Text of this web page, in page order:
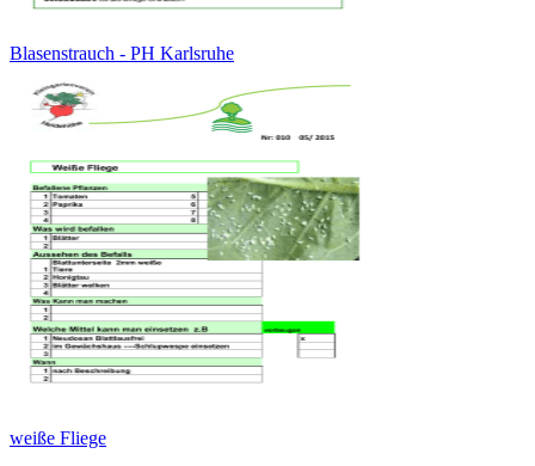
Blasenstrauch - PH Karlsruhe
weiße Fliege